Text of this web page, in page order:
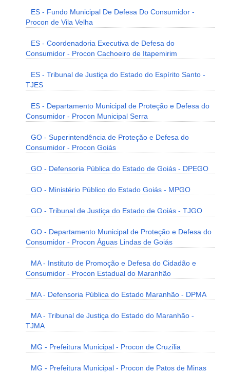
ES - Fundo Municipal De Defesa Do Consumidor -
Procon de Vila Velha
ES - Coordenadoria Executiva de Defesa do
Consumidor - Procon Cachoeiro de Itapemirim
ES - Tribunal de Justiça do Estado do Espírito Santo -
TJES
ES - Departamento Municipal de Proteção e Defesa do
Consumidor - Procon Municipal Serra
GO - Superintendência de Proteção e Defesa do
Consumidor - Procon Goiás
GO - Defensoria Pública do Estado de Goiás - DPEGO
GO - Ministério Público do Estado Goiás - MPGO
GO - Tribunal de Justiça do Estado de Goiás - TJGO
GO - Departamento Municipal de Proteção e Defesa do
Consumidor - Procon Águas Lindas de Goiás
MA - Instituto de Promoção e Defesa do Cidadão e
Consumidor - Procon Estadual do Maranhão
MA - Defensoria Pública do Estado Maranhão - DPMA
MA - Tribunal de Justiça do Estado do Maranhão -
TJMA
MG - Prefeitura Municipal - Procon de Cruzília
MG - Prefeitura Municipal - Procon de Patos de Minas